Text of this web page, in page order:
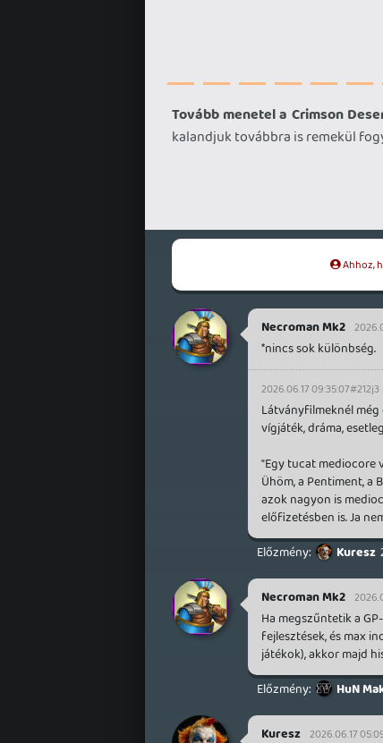
Tovább menetel a Crimson
kalandjuk továbbra is remekül
Ahhoz,
Necroman Mk2
*nincs sok különbség.
2026.06.17 09:35:07#212j3
Látványfilmeknél
vígjáték, dráma,
"Egy tucat mediocore
Ühöm, a Pentiment, a
azok nagyon is
előfizetésben is. Ja
Kuresz
Necroman Mk2
Ha megszűntetik a
fejlesztések, és max
játékok), akkor majd
HuN
Kuresz 2026.06.17